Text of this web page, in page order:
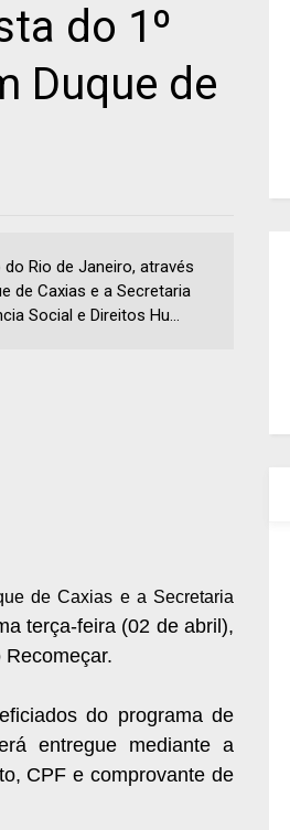
do 1º
Duque de
Rio de Janeiro, através
de Caxias e a Secretaria
Social e Direitos Hu...
de Caxias e a Secretaria
terça-feira (02 de abril),
do programa de
entregue mediante a
CPF e comprovante de